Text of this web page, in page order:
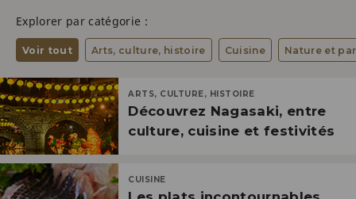
Explorer par catégorie :
Voir tout Arts, culture, histoire Cuisine Nature et
ARTS, CULTURE, HISTOIRE
Découvrez Nagasaki, entre
culture, cuisine et festivités
CUISINE